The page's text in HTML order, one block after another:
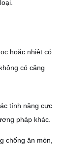
hoặc nhiệt có
có căng
tính năng cực
pháp khác.
chống ăn mòn,